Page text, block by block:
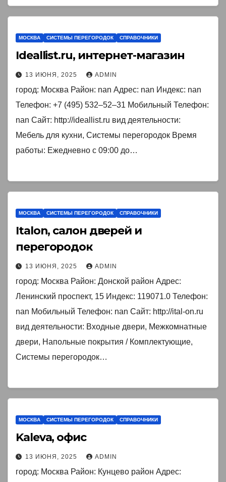
МОСКВА СИСТЕМЫ ПЕРЕГОРОДОК СПРАВОЧНИКИ
Ideallist.ru, интернет-магазин
13 ИЮНЯ, 2025 ADMIN
город: Москва Район: nan Адрес: nan Индекс: nan
Телефон: +7 (495) 532‒52‒31 Мобильный Телефон:
nan Сайт: http://ideallist.ru вид деятельности:
Мебель для кухни, Системы перегородок Время
работы: Ежедневно с 09:00 до…
МОСКВА СИСТЕМЫ ПЕРЕГОРОДОК СПРАВОЧНИКИ
Italon, салон дверей и
перегородок
13 ИЮНЯ, 2025 ADMIN
город: Москва Район: Донской район Адрес:
Ленинский проспект, 15 Индекс: 119071.0 Телефон:
nan Мобильный Телефон: nan Сайт: http://ital-on.ru
вид деятельности: Входные двери, Межкомнатные
двери, Напольные покрытия / Комплектующие,
Системы перегородок…
МОСКВА СИСТЕМЫ ПЕРЕГОРОДОК СПРАВОЧНИКИ
Kaleva, офис
13 ИЮНЯ, 2025 ADMIN
город: Москва Район: Кунцево район Адрес: